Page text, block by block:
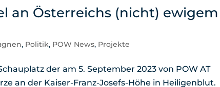
an Österreichs (nicht) ewigem
, Politik, POW News, Projekte
der am 5. September 2023 von POW AT
an der Kaiser-Franz-Josefs-Höhe in Heiligenblut.